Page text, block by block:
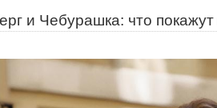
и Чебурашка: что